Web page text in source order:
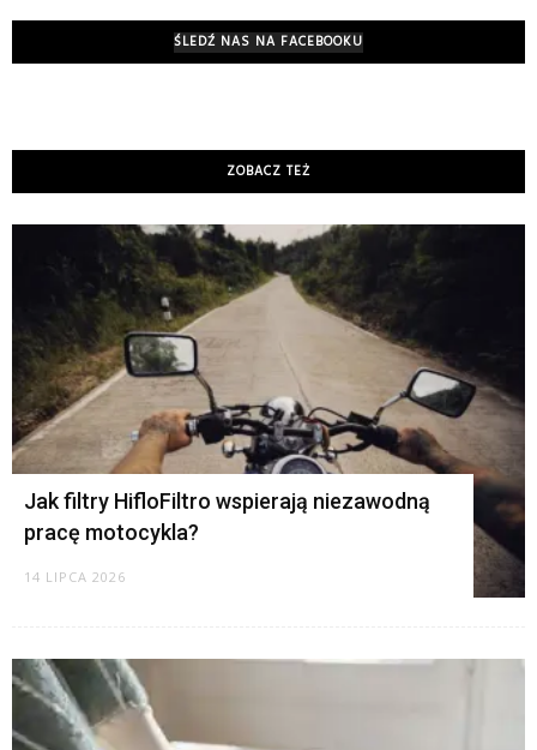
ŚLEDŹ NAS NA FACEBOOKU
ZOBACZ TEŻ
Jak filtry HifloFiltro wspierają niezawodną
pracę motocykla?
14 LIPCA 2026